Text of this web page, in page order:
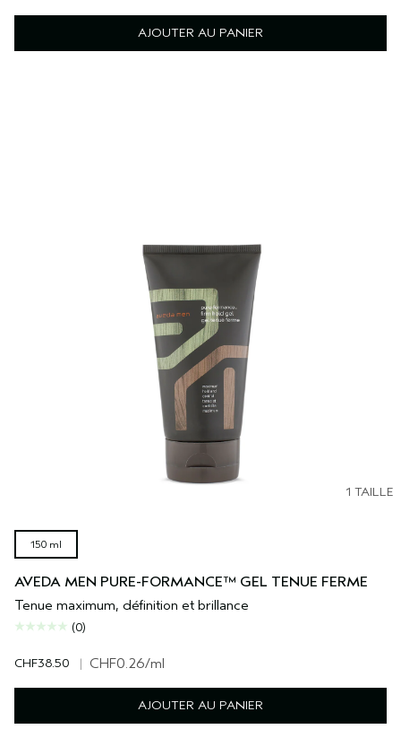
AJOUTER AU PANIER
1 TAILLE
150 ml
AVEDA MEN PURE-FORMANCE™ GEL TENUE FERME
Tenue maximum, définition et brillance
(0)
CHF38.50 | CHF0.26/ml
AJOUTER AU PANIER